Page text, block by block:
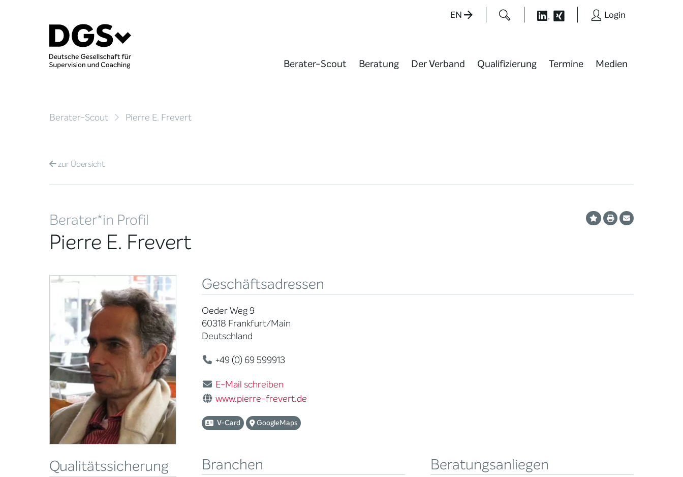
EN Login
Berater-Scout Beratung Der Verband Qualifizierung Termine Medien
Berater-Scout Pierre E. Frevert
zurÜbersicht
Berater*in Profil
Pierre E. Frevert
Qualitätssicherung
Geschäftsadressen
Oeder Weg 9
60318 Frankfurt/Main
Deutschland
+49 (0) 69 599913
E-Mail schreiben
www.pierre-frevert.de
V-Card GoogleMaps
Branchen Beratungsanliegen